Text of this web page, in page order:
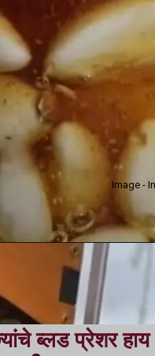
Image -
ब्लड प्रेशर